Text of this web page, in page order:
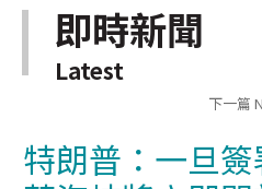
即時新聞
Latest
下一篇
特朗普：一旦